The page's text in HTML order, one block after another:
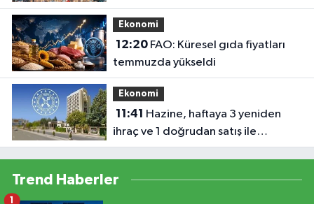
Ekonomi
12:20FAO: Küresel gıda fiyatları
temmuzda yükseldi
Ekonomi
11:41
ihraç ve 1 doğrudan satış ile
borçlanacak
Trend Haberler
1